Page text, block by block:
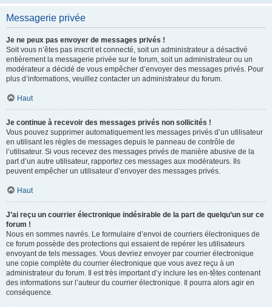
Messagerie privée
Je ne peux pas envoyer de messages privés !
Soit vous n’êtes pas inscrit et connecté, soit un administrateur a désactivé
entièrement la messagerie privée sur le forum, soit un administrateur ou un
modérateur a décidé de vous empêcher d’envoyer des messages privés. Pour
plus d’informations, veuillez contacter un administrateur du forum.
Haut
Je continue à recevoir des messages privés non sollicités !
Vous pouvez supprimer automatiquement les messages privés d’un utilisateur
en utilisant les règles de messages depuis le panneau de contrôle de
l’utilisateur. Si vous recevez des messages privés de manière abusive de la
part d’un autre utilisateur, rapportez ces messages aux modérateurs. Ils
peuvent empêcher un utilisateur d’envoyer des messages privés.
Haut
J’ai reçu un courrier électronique indésirable de la part de quelqu’un sur ce
forum !
Nous en sommes navrés. Le formulaire d’envoi de courriers électroniques de
ce forum possède des protections qui essaient de repérer les utilisateurs
envoyant de tels messages. Vous devriez envoyer par courrier électronique
une copie complète du courrier électronique que vous avez reçu à un
administrateur du forum. Il est très important d’y inclure les en-têtes contenant
des informations sur l’auteur du courrier électronique. Il pourra alors agir en
conséquence.